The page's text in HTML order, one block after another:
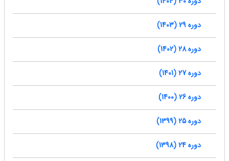
دوره 29 (1403)
دوره 28 (1402)
دوره 27 (1401)
دوره 26 (1400)
دوره 25 (1399)
دوره 24 (1398)